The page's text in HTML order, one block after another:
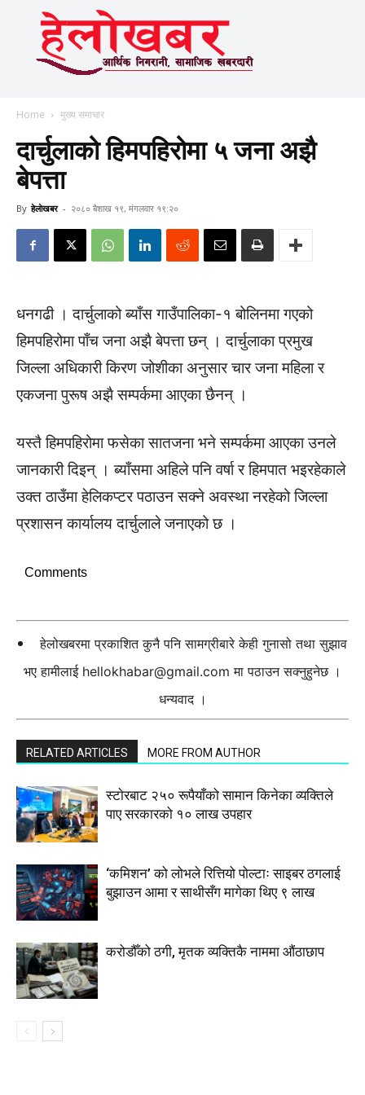
Home मुख्य समाचार
दार्चुलाको हिमपहिरोमा ५ जना अझै
बेपत्ता
By हेलाेखबर - २०८० बैशाख १९, मंगलवार १९:२०
धनगढी । दार्चुलाको ब्याँस गाउँपालिका-१ बोलिनमा गएको
हिमपहिरोमा पाँच जना अझै बेपत्ता छन् । दार्चुलाका प्रमुख
जिल्ला अधिकारी किरण जोशीका अनुसार चार जना महिला र
एकजना पुरूष अझै सम्पर्कमा आएका छैनन् ।
यस्तै हिमपहिरोमा फसेका सातजना भने सम्पर्कमा आएका उनले
जानकारी दिइन् । ब्याँसमा अहिले पनि वर्षा र हिमपात भइरहेकाले
उक्त ठाउँमा हेलिकप्टर पठाउन सक्‍ने अवस्था नरहेको जिल्ला
प्रशासन कार्यालय दार्चुलाले जनाएको छ ।
Comments
हेलोखबरमा प्रकाशित कुनै पनि सामग्रीबारे केही गुनासो तथा सुझाव
भए हामीलाई hellokhabar@gmail.com मा पठाउन सक्नुहुनेछ ।
धन्यवाद ।
RELATED ARTICLES MORE FROM AUTHOR
स्टाेरबाट २५० रूपैयाँको सामान किनेका व्यक्तिले
पाए सरकारको १० लाख उपहार
‘कमिशन’ को लोभले रित्तियो पोल्टाः साइबर ठगलाई
बुझाउन आमा र साथीसँग मागेका थिए ९ लाख
करोडौँको ठगी, मृतक व्यक्तिकै नाममा औंठाछाप